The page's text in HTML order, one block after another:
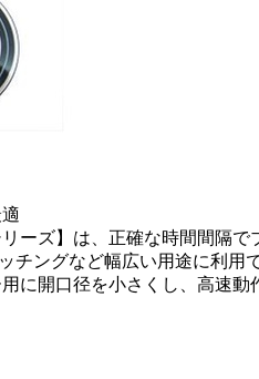
ーズ】は、正確な時間間隔
チングなど幅広い用途に利
に開口径を小さくし、高速動